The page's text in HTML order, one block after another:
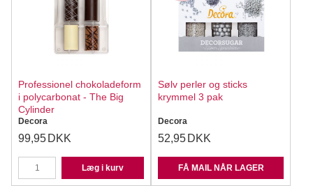
Professionel chokoladeform
i polycarbonat - The Big
Cylinder
Decora
99,95 DKK
Læg i kurv
Sølv perler og sticks
krymmel 3 pak
Decora
52,95 DKK
FÅ MAIL NÅR LAGER